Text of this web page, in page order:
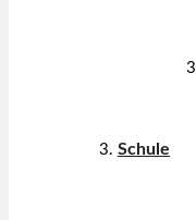
Schule